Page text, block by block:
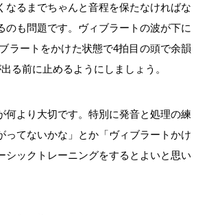
るまでちゃんと音程を保たなければな
も問題です。ヴィブラートの波が下に
ラートをかけた状態で4拍目の頭で余韻
る前に止めるようにしましょう。
何より大切です。特別に発音と処理の練
てないかな」とか「ヴィブラートかけ
ックトレーニングをするとよいと思い